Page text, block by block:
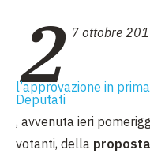
2 7 ottobre
l’approvazione in
Deputati
, avvenuta ieri
votanti, della